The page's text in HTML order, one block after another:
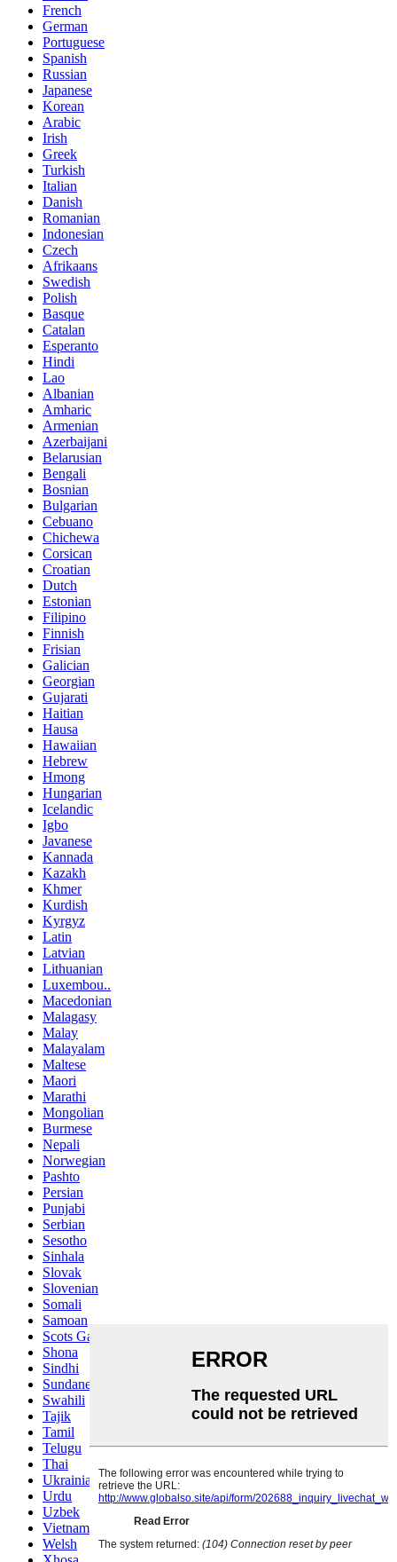
French
German
Portuguese
Spanish
Russian
Japanese
Korean
Arabic
Irish
Greek
Turkish
Italian
Danish
Romanian
Indonesian
Czech
Afrikaans
Swedish
Polish
Basque
Catalan
Esperanto
Hindi
Lao
Albanian
Amharic
Armenian
Azerbaijani
Belarusian
Bengali
Bosnian
Bulgarian
Cebuano
Chichewa
Corsican
Croatian
Dutch
Estonian
Filipino
Finnish
Frisian
Galician
Georgian
Gujarati
Haitian
Hausa
Hawaiian
Hebrew
Hmong
Hungarian
Icelandic
Igbo
Javanese
Kannada
Kazakh
Khmer
Kurdish
Kyrgyz
Latin
Latvian
Lithuanian
Luxembou..
Macedonian
Malagasy
Malay
Malayalam
Maltese
Maori
Marathi
Mongolian
Burmese
Nepali
Norwegian
Pashto
Persian
Punjabi
Serbian
Sesotho
Sinhala
Slovak
Slovenian
Somali
Samoan
Scots Gaelic
Shona
Sindhi
Sundanese
Swahili
Tajik
Tamil
Telugu
Thai
Ukrainian
Urdu
Uzbek
Vietnamese
Welsh